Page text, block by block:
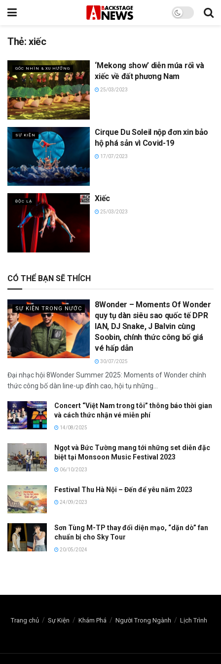
Thẻ:xiếc
GÓC NHÌN & XU HƯỚNG
‘Mekong show’ diễn múa rối và
xiếc về đất phương Nam
25/03/2023
SỰ KIỆN
Cirque Du Soleil nộp đơn xin bảo
hộ phá sản vì Covid-19
17/07/2023
ĐỘC LẠ Xiếc
25/03/2023
CÓ THỂ BẠN SẼ THÍCH
SỰ KIỆN TRONG NƯỚC
8Wonder – Moments Of Wonder
quy tụ dàn siêu sao quốc tế DPR
IAN, DJ Snake, J Balvin cùng
Soobin, chính thức công bố giá
vé hấp dẫn
30/07/2025
Đại nhạc hội 8Wonder Summer 2025: Moments of Wonder chính
thức công bố dàn line-up đỉnh cao, hội tụ những...
Concert “Việt Nam trong tôi” thông báo thời gian
và cách thức nhận vé miễn phí
14/08/2025
Ngọt và Bức Tường mang tới những set diễn đặc
biệt tại Monsoon Music Festival 2023
06/10/2023
Festival Thu Hà Nội – Đến để yêu năm 2023
24/09/2023
Sơn Tùng M-TP thay đổi diện mạo, “dặn dò” fan
chuẩn bị cho Sky Tour
20/05/2024
Trang chủ Sự Kiện Khám Phá Người Trong Ngành Lịch Trình